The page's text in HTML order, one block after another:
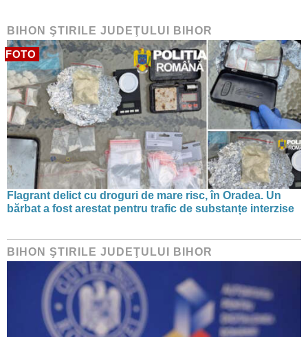
BIHON ŞTIRILE JUDEŢULUI BIHOR
FOTO
Flagrant delict cu droguri de mare risc, în Oradea. Un
bărbat a fost arestat pentru trafic de substanțe interzise
BIHON ŞTIRILE JUDEŢULUI BIHOR